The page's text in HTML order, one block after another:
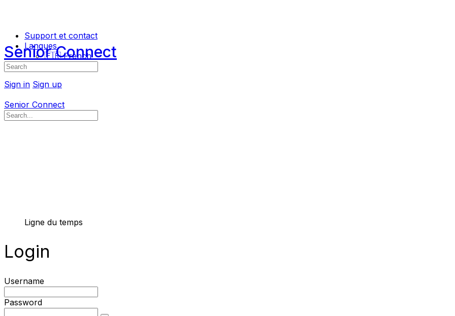
Support et contact
Langues
🇫🇷 French
Sign in Sign up
Senior Connect
Search
Senior Connect
Search
Ligne du temps
Login
Username
Password